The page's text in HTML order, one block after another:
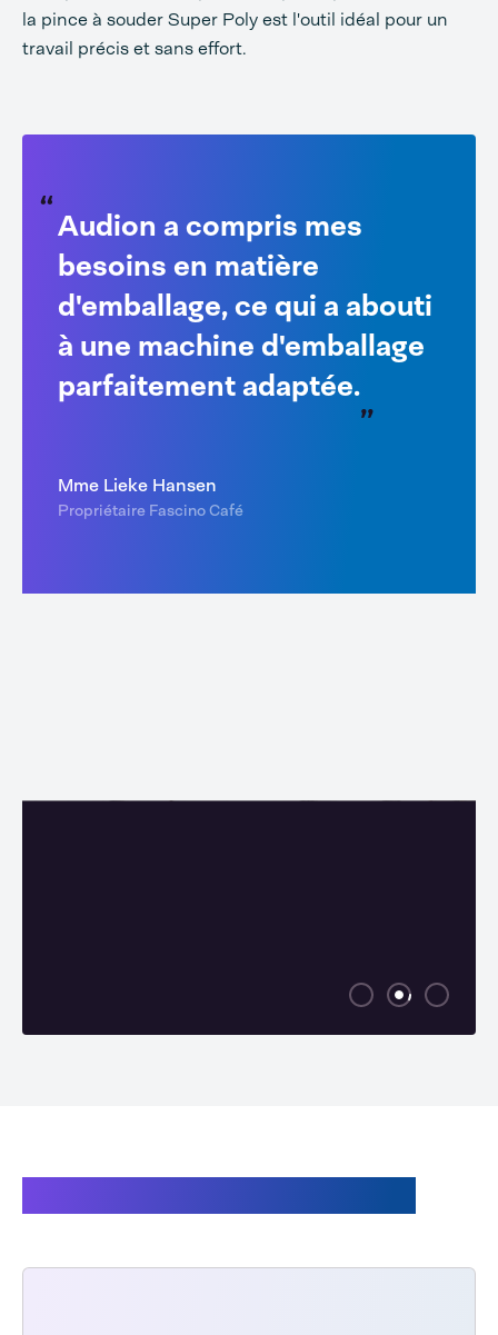
la pince à souder Super Poly est l'outil idéal pour un
travail précis et sans effort.
Audion a compris mes
besoins en matière
d'emballage, ce qui a abouti
à une machine d'emballage
parfaitement adaptée.
Mme Lieke Hansen
Propriétaire Fascino Café